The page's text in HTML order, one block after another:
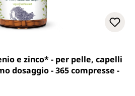
su 5 stelle
e zinco* - per pelle, capelli
dosaggio - 365 compresse -